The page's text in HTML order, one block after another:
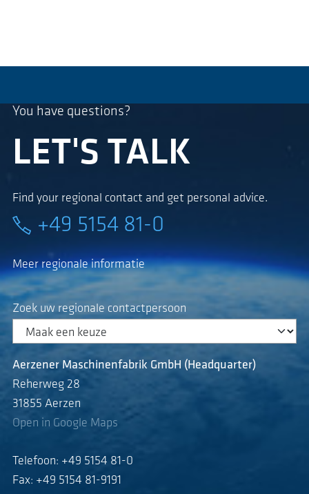
You have questions?
LET'S TALK
Find your regional contact and get personal advice.
+49 5154 81-0
Meer regionale informatie
Zoek uw regionale contactpersoon
Aerzener Maschinenfabrik GmbH (Headquarter)
Reherweg 28
31855 Aerzen
Open in Google Maps
Telefoon: +49 5154 81-0
Fax: +49 5154 81-9191